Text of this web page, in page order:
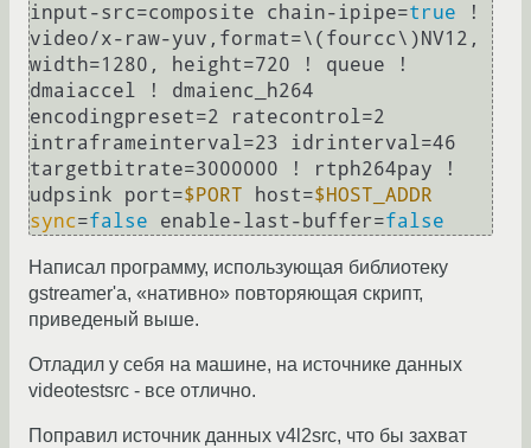
input-src=composite chain-ipipe=true !
video/x-raw-yuv,format=\(fourcc\)NV12,
width=1280, height=720 ! queue !
dmaiaccel ! dmaienc_h264
encodingpreset=2 ratecontrol=2
intraframeinterval=23 idrinterval=46
targetbitrate=3000000 ! rtph264pay !
udpsink port=$PORT host=$HOST_ADDR
sync=false enable-last-buffer=false
Написал программу, использующая библиотеку
gstreamer'a, «нативно» повторяющая скрипт,
приведеный выше.
Отладил у себя на машине, на источнике данных
videotestsrс - все отлично.
Поправил источник данных v4l2src, что бы захват